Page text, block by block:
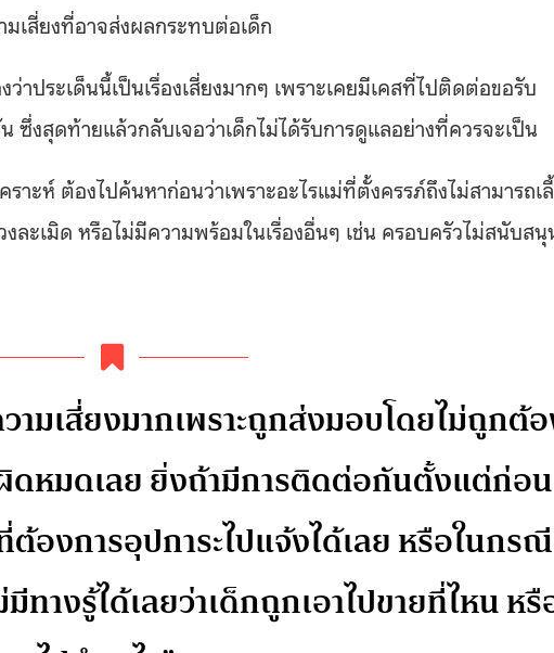
เสี่ยงที่อาจส่งผลกระทบต่อเด็ก
าประเด็นนี้เป็นเรื่องเสี่ยงมากๆ เพราะเคยมีเคสที่ไปติดต่อขอรับ
ซึ่งสุดท้ายแล้วกลับเจอว่าเด็กไม่ได้รับการดูแลอย่างที่ควรจะเป็น
าะห์ ต้องไปค้นหาก่อนว่าเพราะอะไรแม่ที่ตั้งครรภ์ถึงไม่สามารถเ
ละเมิด หรือไม่มีความพร้อมในเรื่องอื่นๆ เช่น ครอบครัวไม่สนับส
ามเสี่ยงมากเพราะถูกส่งมอบโดยไม่ถูกต้
ดหมดเลย ยิ่งถ้ามีการติดต่อกันตั้งแต่ก่อน
ต้องการอุปการะไปแจ้งได้เลย หรือในกรณี
มีทางรู้ได้เลยว่าเด็กถูกเอาไปขายที่ไหน ห